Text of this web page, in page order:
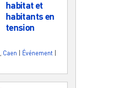
habitat et
habitants en
tension
, Caen Événement